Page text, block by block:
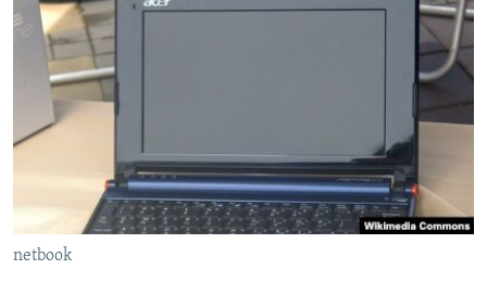
MULTIMEDIA
VIDEO
FOTOQALEREYA
KARIKATURA
RADIO ARXIV
OXU ZALI
İSLAM VƏ DEMOKRATIYA
İZ - MƏDƏNIYYƏT PROQRAMI
HAQQIMIZDA
PEŞƏ ETIKASI VƏ JURNALISTIKA STANDARTLARIMIZ
MATERIALLARIMIZDAN ISTIFADƏ
AZADLIQRADIOSU MOBIL TELEFONUNUZDA
RFE/RL-in bütün saytları
netbook